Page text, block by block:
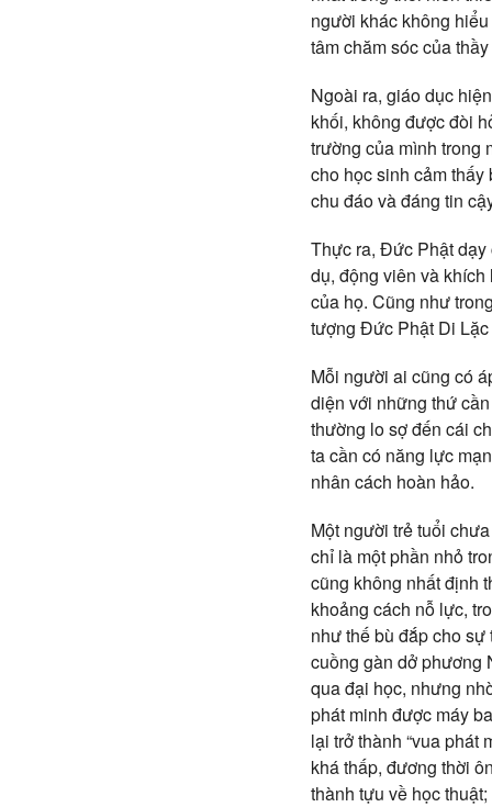
người khác không
tâm chăm sóc của
Ngoài ra, giáo dục
khối, không được đòi
trường của mình trong
cho học sinh cảm
chu đáo và đáng tin
Thực ra, Đức Phật dạy
dụ, động viên và
của họ. Cũng như
tượng Đức Phật Di
Mỗi người ai cũng có
diện với những thứ
thường lo sợ đến cái
ta cần có năng lực
nhân cách hoàn hảo.
Một người trẻ tuổi
chỉ là một phần nhỏ
cũng không nhất định
khoảng cách nỗ lực,
như thế bù đắp cho
cuồng gàn dở phương
qua đại học, nhưng
phát minh được máy
lại trở thành “vua phát
khá thấp, đương thời
thành tựu về học